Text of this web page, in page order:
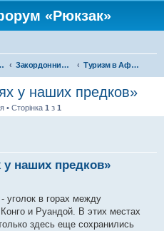
«Рюкзак»
«Рюкзак» Закордонний туризм Туризм в Африці
у наших предков»
• Сторінка 1 з 1
наших предков»
уголок в горах между
и Руандой. В этих местах
здесь еще сохранились